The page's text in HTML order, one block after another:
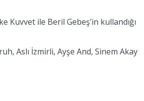
ile Beril Gebeş’in kullandığı
Aslı İzmirli, Ayşe And, Sinem Akay